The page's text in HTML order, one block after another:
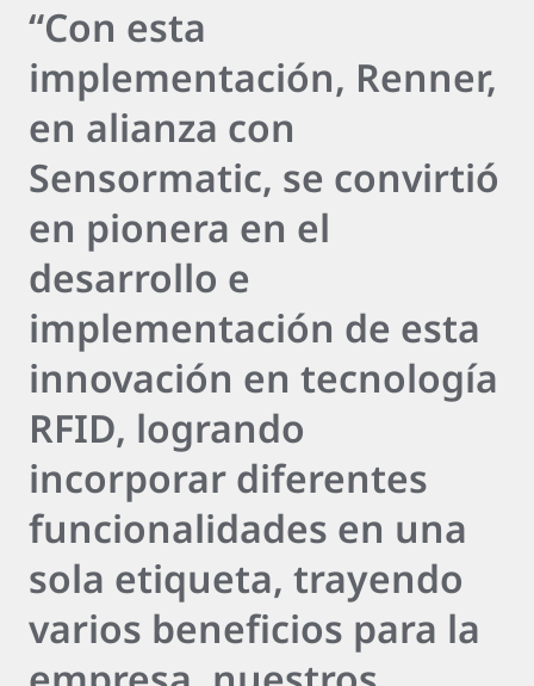
“Con esta
implementación, Renner,
en alianza con
Sensormatic, se convirtió
en pionera en el
desarrollo e
implementación de esta
innovación en tecnología
RFID, logrando
incorporar diferentes
funcionalidades en una
sola etiqueta, trayendo
varios beneficios para la